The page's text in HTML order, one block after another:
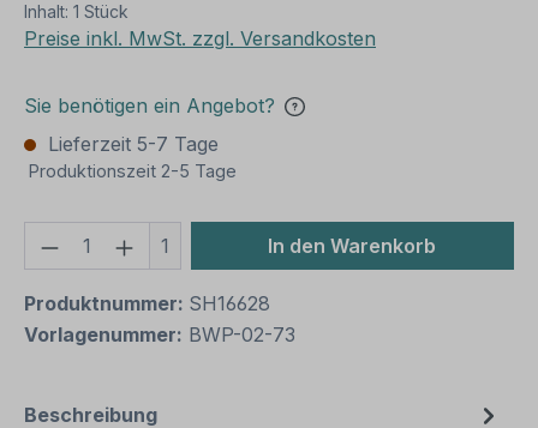
Inhalt: 1 Stück
Preise inkl. MwSt. zzgl. Versandkosten
Sie benötigen ein Angebot?
Lieferzeit 5-7 Tage
Produktionszeit 2-5 Tage
Produkt Anzahl: Gib den
1 In den Warenkorb
Produktnummer: SH16628
Vorlagenummer: BWP-02-73
Beschreibung